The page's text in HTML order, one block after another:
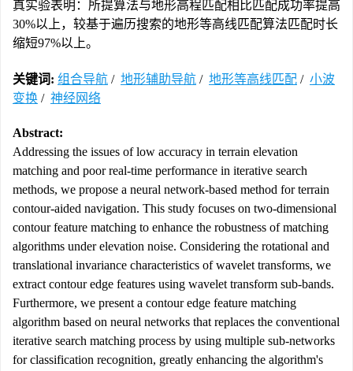
真实验表明：所提算法与地形高程匹配相比匹配成功率提高
30%以上，较基于遍历搜索的地形等高线匹配算法匹配时长
缩短97%以上。
关键词: 组合导航 / 地形辅助导航 / 地形等高线匹配 / 小波
变换 / 神经网络
Abstract:
Addressing the issues of low accuracy in terrain elevation
matching and poor real-time performance in iterative search
methods, we propose a neural network-based method for terrain
contour-aided navigation. This study focuses on two-dimensional
contour feature matching to enhance the robustness of matching
algorithms under elevation noise. Considering the rotational and
translational invariance characteristics of wavelet transforms, we
extract contour edge features using wavelet transform sub-bands.
Furthermore, we present a contour edge feature matching
algorithm based on neural networks that replaces the conventional
iterative search matching process by using multiple sub-networks
for classification recognition, greatly enhancing the algorithm's